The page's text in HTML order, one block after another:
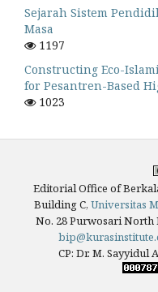
Sejarah Sistem
Masa
1197
Constructing Eco-
for Pesantren-Based
1023
Editorial Office of
Building C, Universitas
No. 28 Purwosari
CP: Dr. M. Sayyidul